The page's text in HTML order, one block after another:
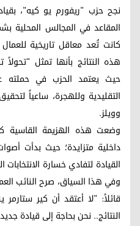
نجح حزب "ريفورم يو كيه"،
المقاعد في المجالس المحلية
كانت تُعد معاقل تاريخية
هذه النتائج بأنها تمثل "تحولاً
حيث يعتمد الحزب في
التقليدية وللهجرة، ساعياً
وويلز.
وضعت هذه الهزيمة
داخلية متزايدة؛ حيث بدأت
وفي هذا السياق، صرح النائب
قائلاً: "لا أعتقد أن كير
النتائج.. نحن بحاجة إلى قيادة